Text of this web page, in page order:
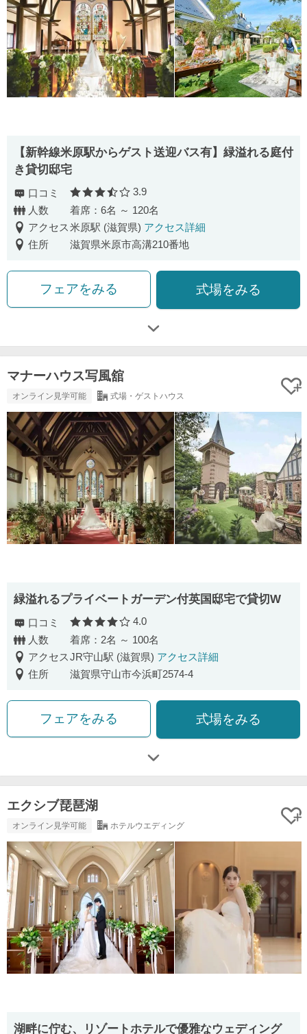
【新幹線米原駅からゲスト送迎バス有】緑溢れる庭付
き貸切邸宅
口コミ 口コミ評価
3.9
人数
着席：6名 ～ 120名
アクセス米原駅 (滋賀県) アクセス詳細
住所
滋賀県米原市高溝210番地
フェアをみる 式場をみる
マナーハウス写風舘
オンライン見学可能 式場・ゲストハウス
緑溢れるプライベートガーデン付英国邸宅で貸切W
口コミ 口コミ評価
4.0
人数
着席：2名 ～ 100名
アクセスJR守山駅 (滋賀県) アクセス詳細
住所
滋賀県守山市今浜町2574-4
フェアをみる 式場をみる
エクシブ琵琶湖
オンライン見学可能 ホテルウエディング
湖畔に佇む、リゾートホテルで優雅なウェディング